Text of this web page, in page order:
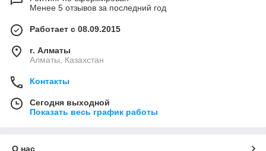
Менее 5 отзывов за последний год
Работает с 08.09.2015
г. Алматы
Алматы, Казахстан
Контакты
Сегодня выходной
Показать весь график работы
О нас